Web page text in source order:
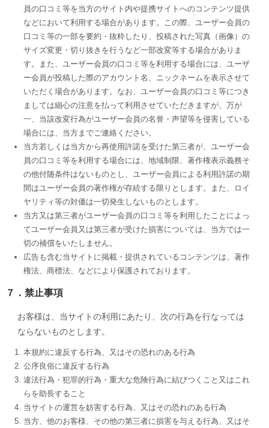
員の口コミ等を当方のサイト内や提携サイトへのコンテンツ提供
などにおいて利用する場合があります。この際、ユーザー会員の
口コミ等の一部を要約・抜粋したり、投稿された写真（画像）の
サイズ変更・切り抜きを行うなど一部改変等する場合がありま
す。また、ユーザー会員の口コミ等を利用する場合には、ユーザ
ー会員が投稿した際のアカウント名、ニックネームを表示させて
いただく場合があります。なお、ユーザー会員の口コミ等につき
ましては細心の注意を払って利用させていただきますが、万が
一、当該改変行為がユーザー会員の名誉・声望等を侵害している
場合には、当方までご連絡ください。
当方若しくは当方から再使用許諾を受けた第三者が、ユーザー会
員の口コミ等を利用する場合には、地域制限、著作権表示義務そ
の他付随条件はないものとし、ユーザー会員による利用許諾の期
間はユーザー会員の著作権が存続する限りとします。また、ロイ
ヤリティ等の対価は一切発生しないものとします。
当方又は第三者がユーザー会員の口コミ等を利用したことによっ
てユーザー会員又は第三者が受けた損害については、当方では一
切の補償をいたしません。
広告も含む当サイトに掲載・提供されているコンテンツは、著作
権法、商標法、などにより保護されております。
７．禁止事項
お客様は、当サイトの利用にあたり、次の行為を行なっては
ならないものとします。
本規約に違反する行為、又はその恐れのある行為
公序良俗に違反する行為
違法行為・犯罪的行為・重大な危険行為に結びつくこと又はこれ
らを助長すること
当サイトの運営を妨害する行為、又はその恐れのある行為
当方、他のお客様、その他の第三者に損害を与える行為、又はそ